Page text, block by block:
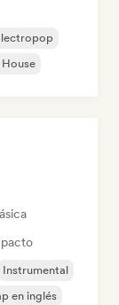
House
Instrumental
en inglés